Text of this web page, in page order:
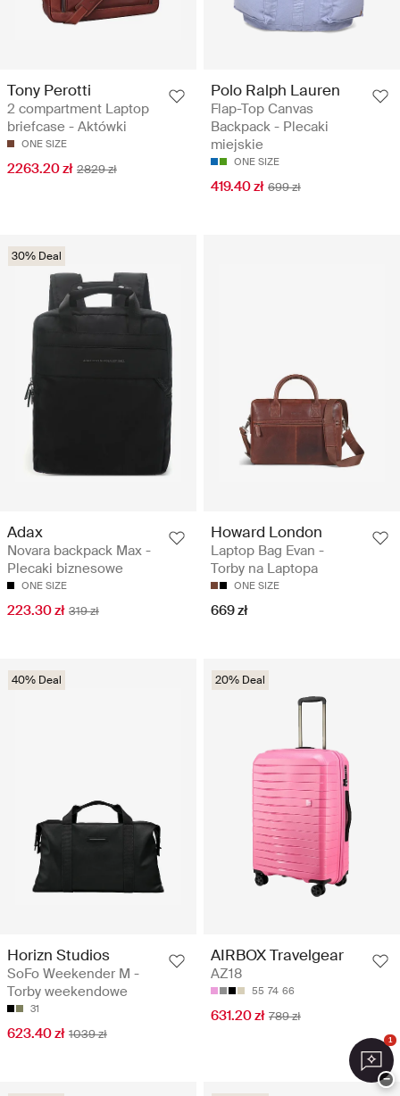
Tony Perotti
2 compartment Laptop
briefcase - Aktówki
ONE SIZE
2263.20 zł 2829 zł
Polo Ralph Lauren
Flap-Top Canvas
Backpack - Plecaki
miejskie
ONE SIZE
419.40 zł 699 zł
30% Deal
Adax
Novara backpack Max -
Plecaki biznesowe
ONE SIZE
223.30 zł 319 zł
Howard London
Laptop Bag Evan -
Torby na Laptopa
ONE SIZE
669 zł
40% Deal
Horizn Studios
SoFo Weekender M -
Torby weekendowe
31
623.40 zł 1039 zł
20% Deal
AIRBOX Travelgear
AZ18
55 74 66
631.20 zł 789 zł
1
−